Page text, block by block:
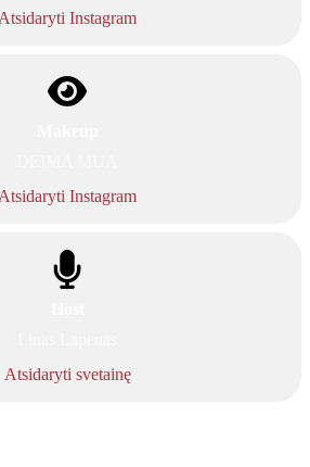
Atsidaryti Instagram
Atsidaryti Instagram
Atsidaryti svetainę